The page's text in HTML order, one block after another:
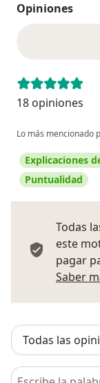
Opiniones
18 opiniones
Lo más mencionado
Explicaciones
Puntualidad
Todas
este
pagar
Saber
Busca en